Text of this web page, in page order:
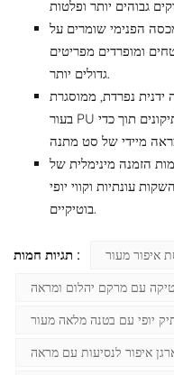
הפנימי שומרים על
ומופרדים מפריטים
גדולים יותר.
נפרדת, ממוסגרת
בעור PU בעל דוגמת יהלום וצבע זהים - מושלם לתיקונים תוך כדי
הזמנה מינימלית של
עונתיות וקווי יופי
בוטיקיים.
תגיות חמות :
עם מרקם יהלום ומראה
יופי עם בטנה מלאה מעור
איפור לנסיעות עם מראה